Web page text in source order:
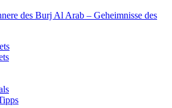
des Burj Al Arab – Geheimnisse des